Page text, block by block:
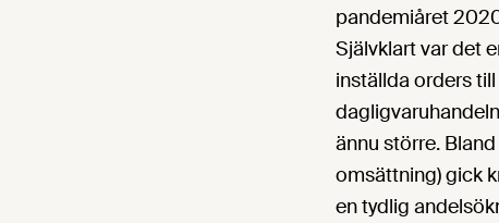
pandemiåret
Självklart var det
inställda orders
ännu större.
omsättning) gick
en tydlig